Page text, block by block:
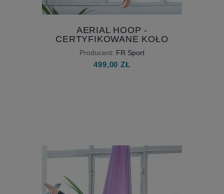
AERIAL HOOP -
CERTYFIKOWANE KOŁO
CYRKOWE DO AKROBATYKI
POWIETRZNEJ - 1 UCHWYT
Producent: FR Sport
499,00 ZŁ